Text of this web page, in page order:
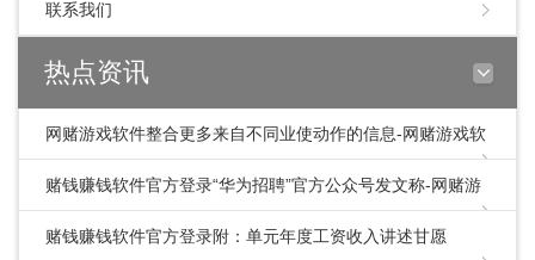
联系我们
热点资讯
网赌游戏软件整合更多来自不同业使动作的信息-网赌游戏软
件
赌钱赚钱软件官方登录“华为招聘”官方公众号发文称-网赌游
戏软件
赌钱赚钱软件官方登录附：单元年度工资收入讲述甘愿